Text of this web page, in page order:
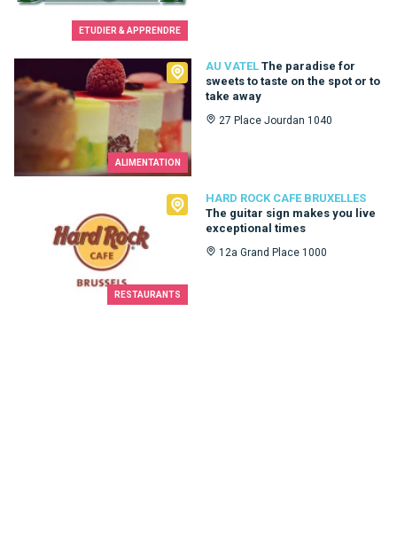
ETUDIER & APPRENDRE
ALIMENTATION
AU VATEL The paradise for
sweets to taste on the spot or to
take away
27 Place Jourdan 1040
RESTAURANTS
HARD ROCK CAFE BRUXELLES
The guitar sign makes you live
exceptional times
12a Grand Place 1000
Hard Rock Cafe Bruxelles